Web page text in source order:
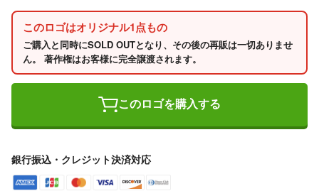
このロゴはオリジナル1点もの
ご購入と同時にSOLD OUTとなり、その後の再販は一切ありませ
ん。 著作権はお客様に完全譲渡されます。
このロゴを購入する
銀行振込・クレジット決済対応